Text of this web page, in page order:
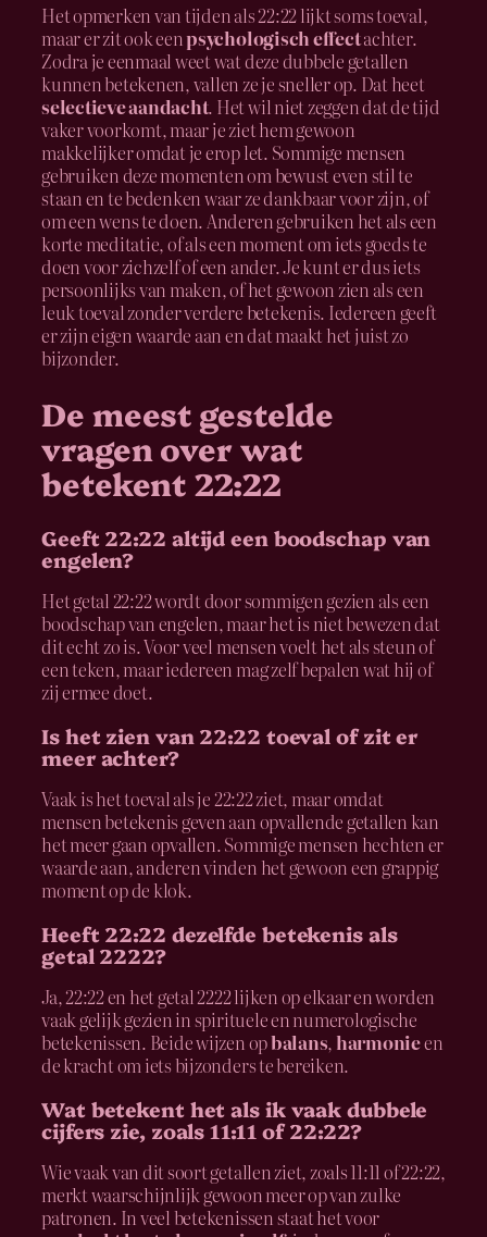
Het opmerken van tijden als 22:22 lijkt soms toeval,
maar er zit ook eenpsychologisch effectachter.
Zodra je eenmaal weet wat deze dubbele getallen
kunnen betekenen, vallen ze je sneller op. Dat heet
selectieve aandacht. Het wil niet zeggen dat de tijd
vaker voorkomt, maar je ziet hem gewoon
makkelijker omdat je erop let. Sommige mensen
gebruiken deze momenten om bewust even stil te
staan en te bedenken waar ze dankbaar voor zijn, of
om een wens te doen. Anderen gebruiken het als een
korte meditatie, of als een moment om iets goeds te
doen voor zichzelf of een ander. Je kunt er dus iets
persoonlijks van maken, of het gewoon zien als een
leuk toeval zonder verdere betekenis. Iedereen geeft
er zijn eigen waarde aan en dat maakt het juist zo
bijzonder.
De meest gestelde
vragen over wat
betekent 22:22
Geeft 22:22 altijd een boodschap van
engelen?
Het getal 22:22 wordt door sommigen gezien als een
boodschap van engelen, maar het is niet bewezen dat
dit echt zo is. Voor veel mensen voelt het als steun of
een teken, maar iedereen mag zelf bepalen wat hij of
zij ermee doet.
Is het zien van 22:22 toeval of zit er
meer achter?
Vaak is het toeval als je 22:22 ziet, maar omdat
mensen betekenis geven aan opvallende getallen kan
het meer gaan opvallen. Sommige mensen hechten er
waarde aan, anderen vinden het gewoon een grappig
moment op de klok.
Heeft 22:22 dezelfde betekenis als
getal 2222?
Ja, 22:22 en het getal 2222 lijken op elkaar en worden
vaak gelijk gezien in spirituele en numerologische
betekenissen. Beide wijzen opbalans, harmonieen
de kracht om iets bijzonders te bereiken.
Wat betekent het als ik vaak dubbele
cijfers zie, zoals 11:11 of 22:22?
Wie vaak van dit soort getallen ziet, zoals 11:11 of 22:22,
merkt waarschijnlijk gewoon meer op van zulke
patronen. In veel betekenissen staat het voor